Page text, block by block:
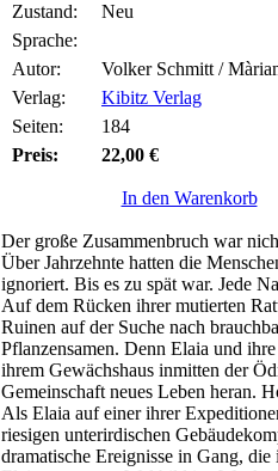
Zustand:
Neu
Sprache:
Autor:
Volker Schmitt /
Verlag:
Kibitz Verlag
Seiten:
184
Preis:
22,00 €
In den Warenkorb
Der große Zusammenbruch war
Über Jahrzehnte hatten die
ignoriert. Bis es zu spät war. Jede
Auf dem Rücken ihrer mutierten
Ruinen auf der Suche nach
Pflanzensamen. Denn Elaia und
ihrem Gewächshaus inmitten der
Gemeinschaft neues Leben heran.
Als Elaia auf einer ihrer
riesigen unterirdischen
dramatische Ereignisse in Gang,